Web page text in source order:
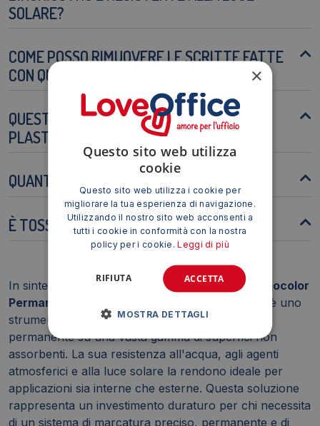
SOLARE?
COME POSSO RIMUOVERE LE SCRITTE FATTE
CON QUESTA MATITA?
QUESTA MATITA PUÒ ESSERE USATA SU
PLASTICA?
QUANTO DURA L'INCHIOSTRO SU VETRO?
È TOSSICA QUESTA MATITA?
In sintesi, la
Matita vetrografica Staedtler Lumocolor
Permanent Glasochrom 108 20 nero 108 20-9
è uno
strumento versatile e affidabile per la marcatura
permanente su una vasta gamma di superfici non
assorbenti. La sua resistenza all'acqua, agli agenti
atmosferici e alla luce solare la rendono ideale per
applicazioni sia interne che esterne. Questa soluzione
rappresenta un investimento duraturo per chi necessita
di un sistema di marcatura preciso, permanente e di
×
Questo sito web utilizza
cookie
Questo sito web utilizza i cookie per
migliorare la tua esperienza di navigazione.
Utilizzando il nostro sito web acconsenti a
tutti i cookie in conformità con la nostra
policy per i cookie.Leggi di più
ACCETTA
RIFIUTA
MOSTRA DETTAGLI